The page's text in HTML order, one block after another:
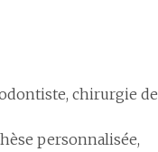
chirurgie de
personnalisée,